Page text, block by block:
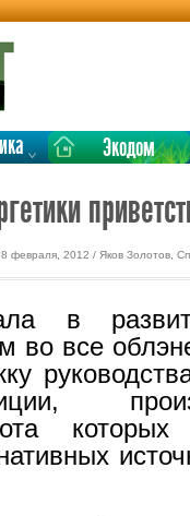
Экодом
февраля, 2012 / Яков Золотов,
в
во все